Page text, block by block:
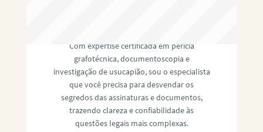
Com expertise certificada em perícia
grafotécnica, documentoscopia e
investigação de usucapião, sou o especialista
que você precisa para desvendar os
segredos das assinaturas e documentos,
trazendo clareza e confiabilidade às
questões legais mais complexas.